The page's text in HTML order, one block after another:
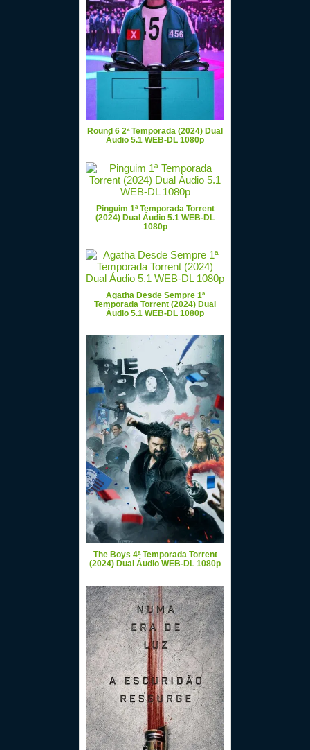
Round 6 2ª Temporada (2024) Dual
Áudio 5.1 WEB-DL 1080p
Pinguim 1ª Temporada Torrent
(2024) Dual Áudio 5.1 WEB-DL
1080p
Agatha Desde Sempre 1ª
Temporada Torrent (2024) Dual
Áudio 5.1 WEB-DL 1080p
The Boys 4ª Temporada Torrent
(2024) Dual Áudio WEB-DL 1080p